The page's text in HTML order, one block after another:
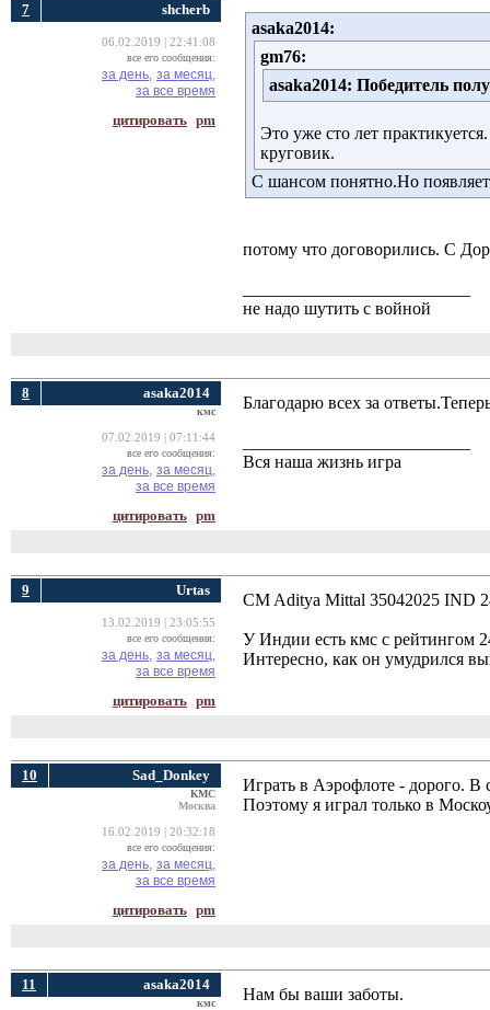
7 shcherb
06.02.2019 | 22:41:08
все его сообщения:
за день, за месяц,
за все время
цитировать pm
asaka2014:
gm76:
asaka2014: Победитель
Это уже сто лет
круговик.
С шансом понятно.Но
потому что договорились. С
не надо шутить с войной
8 asaka2014
кмс
07.02.2019 | 07:11:44
все его сообщения:
за день, за месяц,
за все время
цитировать pm
Благодарю всех за
Вся наша жизнь игра
9 Urtas
13.02.2019 | 23:05:55
все его сообщения:
за день, за месяц,
за все время
цитировать pm
CM Aditya Mittal 35042025 IND
У Индии есть кмс с рейтингом
Интересно, как он умудрился
10 Sad_Donkey
КМС
Москва
16.02.2019 | 20:32:18
все его сообщения:
за день, за месяц,
за все время
цитировать pm
Играть в Аэрофлоте - дорого. В
Поэтому я играл только в
11 asaka2014
кмс Нам бы ваши заботы.